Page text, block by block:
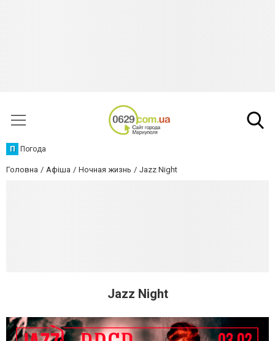
П Погода
Головна Афіша Ночная жизнь Jazz Night
Jazz Night